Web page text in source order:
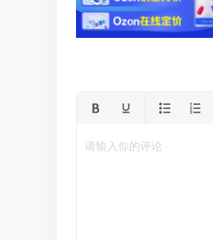
请输入你的评论